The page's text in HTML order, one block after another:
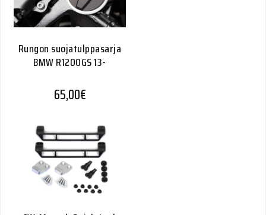
Rungon suojatulppasarja
BMW R1200GS 13-
65,00€